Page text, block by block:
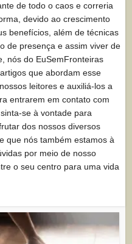
de todo o caos e correria
devido ao crescimento
benefícios, além de técnicas
de presença e assim viver de
nós do EuSemFronteiras
que abordam esse
leitores e auxiliá-los a
entrarem em contato com
se à vontade para
dos nossos diversos
que nós também estamos à
por meio de nosso
o seu centro para uma vida